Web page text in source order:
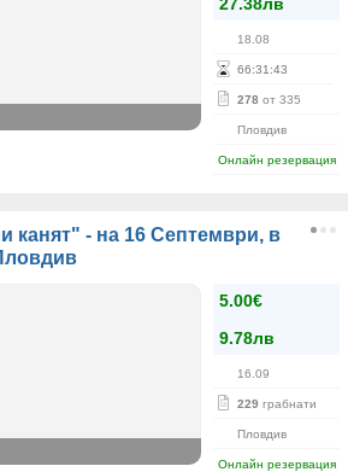
18.08
66:31 :42
278 от 335
Пловдив
Онлайн резервация
канят" - на 16 Септември, в
5.00€
9.78лв
16.09
229 грабнати
Пловдив
Онлайн резервация